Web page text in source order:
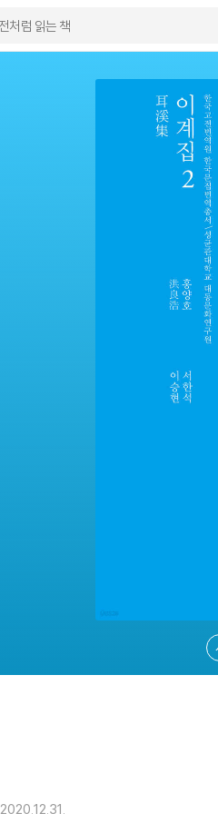
2020.12.31.